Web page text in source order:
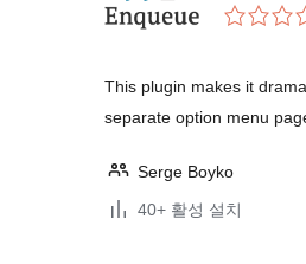
This plugin makes it
separate option menu
Serge Boyko
40+ 활성 설치